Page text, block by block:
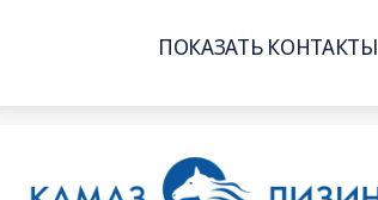
ПОКАЗАТЬ КОНТАКТЫ